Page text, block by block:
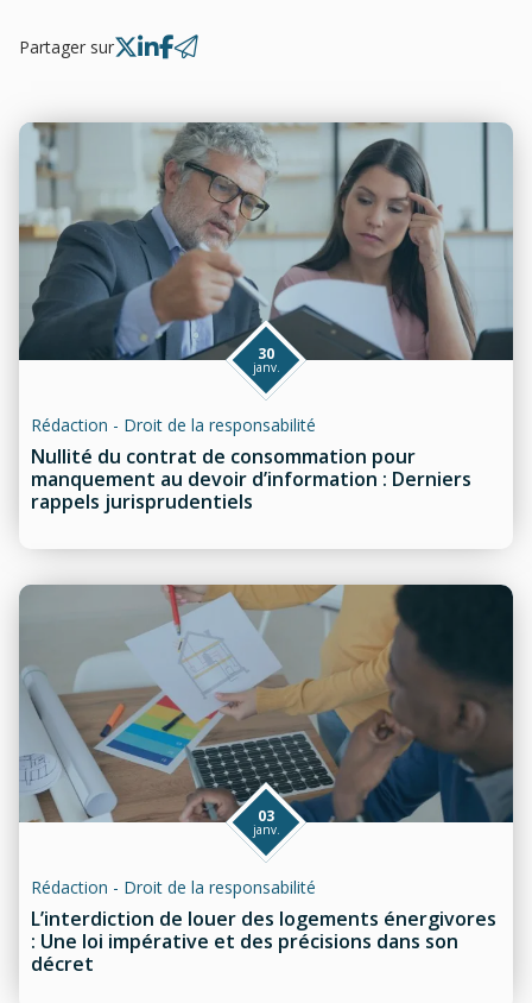
Partager sur
Nullité du contrat de consommation pour
manquement au devoir d’information : Derniers
rappels jurisprudentiels
30
janv.
Rédaction - Droit de la responsabilité
L’interdiction de louer des logements énergivores
: Une loi impérative et des précisions dans son
décret
03
janv.
Rédaction - Droit de la responsabilité